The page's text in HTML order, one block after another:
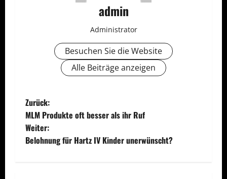
admin
Administrator
Besuchen Sie die Website
Alle Beiträge anzeigen
B
e
i
Zurück:
MLM Produkte oft besser als ihr Ruf
Weiter:
Belohnung für Hartz IV Kinder unerwünscht?